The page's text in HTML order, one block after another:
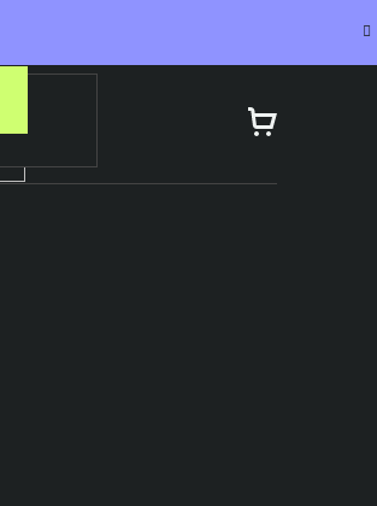
NÁKUPNÍ